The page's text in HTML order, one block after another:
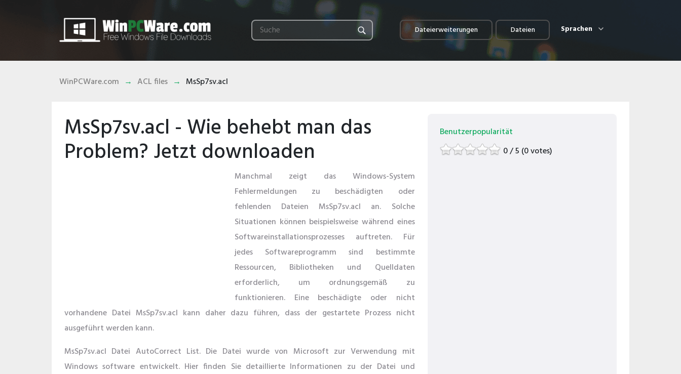
Dateierweiterungen Dateien Sprachen
WinPCWare.com ACL files MsSp7sv.acl
MsSp7sv.acl - Wie behebt man das
Problem? Jetzt downloaden
Manchmal zeigt das Windows-System
Fehlermeldungen zu beschädigten oder
fehlenden Dateien MsSp7sv.acl an. Solche
Situationen können beispielsweise während eines
Softwareinstallationsprozesses auftreten. Für
jedes Softwareprogramm sind bestimmte
Ressourcen, Bibliotheken und Quelldaten
erforderlich, um ordnungsgemäß zu
funktionieren. Eine beschädigte oder nicht
vorhandene Datei MsSp7sv.acl kann daher dazu führen, dass der gestartete Prozess nicht
ausgeführt werden kann.
MsSp7sv.acl Datei AutoCorrect List. Die Datei wurde von Microsoft zur Verwendung mit
Windows software entwickelt. Hier finden Sie detaillierte Informationen zu der Datei und
Benutzerpopularität
0 / 5 (0 votes)